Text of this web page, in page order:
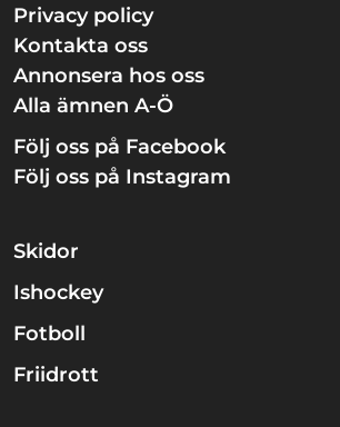
Privacy policy
Kontakta oss
Annonsera hos oss
Alla ämnen A-Ö
Följ oss på Facebook
Följ oss på Instagram
Skidor
Ishockey
Fotboll
Friidrott